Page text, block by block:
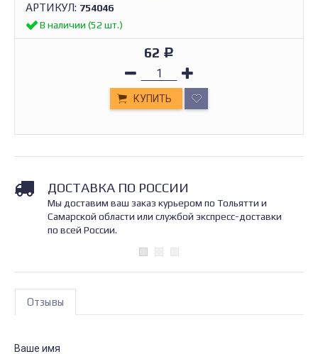
АРТИКУЛ: 754046
В наличии (52 шт.)
62 Р
КУПИТЬ
ДОСТАВКА ПО РОССИИ
Мы доставим ваш заказ курьером по Тольятти и
Самарской области или службой экспресс-доставки
по всей России.
Отзывы
Ваше имя